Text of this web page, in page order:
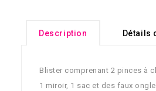
Description Détails
Blister comprenant 2 pinces à
1 miroir, 1 sac et des faux